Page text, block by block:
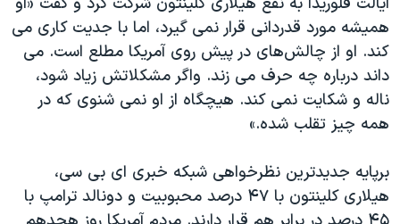
همیشه مورد قدردانی قرار نمی گیرد، اما با جدیت کاری می
کند. او از چالش‌های در پیش روی آمریکا مطلع است. می
داند درباره چه حرف می زند. واگر مشکلاتش زیاد شود،
ناله و شکایت نمی کند. هیچگاه از او نمی شنوی که در
همه چیز تقلب شده.»
برپایه جدیدترین نظرخواهی شبکه خبری ای بی سی،
هیلاری کلینتون با ۴۷ درصد محبوبیت و دونالد ترامپ با